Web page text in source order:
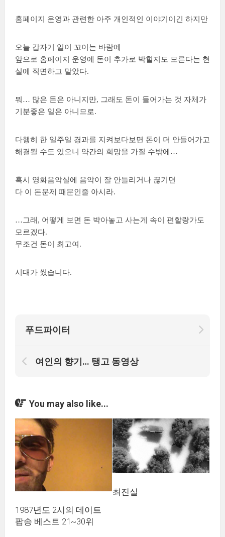
홈페이지 운영과 관련한 아주 개인적인 이야기이긴 하지만
오늘 갑자기 일이 꼬이는 바람에
앞으로 홈페이지 운영에 돈이 추가로 박힐지도 모른다는 현
실에 직면하고 말았다.
뭐… 많은 돈은 아니지만, 그래도 돈이 들어가는 것 자체가
기분좋은 일은 아니므로.
다행히 한 일주일 경과를 지켜보다보면 돈이 더 안들어가고
해결될 수도 있으니 약간의 희망을 가질 수밖에…
혹시 영화음악실에 음악이 잘 안들리거나 끊기면
다 이 돈문제 때문인줄 아시라.
…그래, 어떻게 보면 돈 박아놓고 사는게 속이 편할랑가도
모르겠다.
무조건 돈이 최고여.
시대가 썼습니다.
푸드파이터
여인의 향기… 탱고 동영상
You may also like...
1987년도 2시의 데이트
팝송 베스트 21~30위
최진실